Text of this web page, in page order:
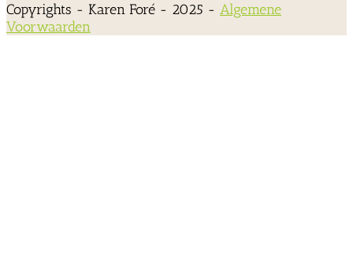
Copyrights - Karen Foré - 2025 - Algemene
Voorwaarden